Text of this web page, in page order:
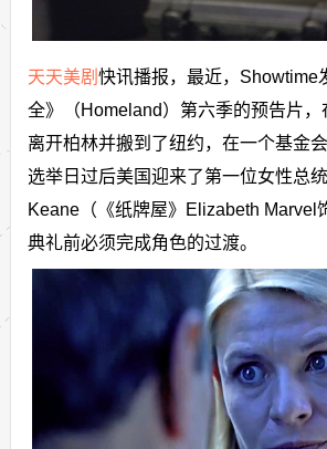
天天美剧 快讯播报，最近，Showtime
全》（Homeland）第六季的预告片
离开柏林并搬到了纽约，在一个基金
选举日过后美国迎来了第一位女性总
Keane（《纸牌屋》Elizabeth Marvel
典礼前必须完成角色的过渡。